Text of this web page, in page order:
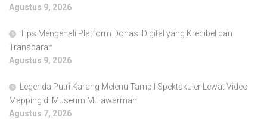
Agustus 9, 2026
Tips Mengenali Platform Donasi Digital yang Kredibel dan
Transparan
Agustus 9, 2026
Legenda Putri Karang Melenu Tampil Spektakuler Lewat Video
Mapping di Museum Mulawarman
Agustus 7, 2026